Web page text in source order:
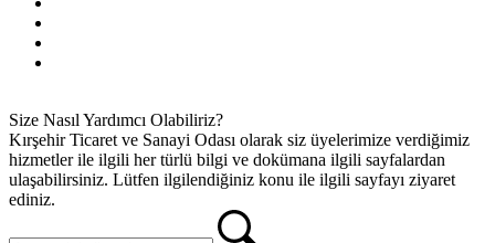
Size Nasıl Yardımcı Olabiliriz?
Kırşehir Ticaret ve Sanayi Odası olarak siz üyelerimize verdiğimiz
hizmetler ile ilgili her türlü bilgi ve dokümana ilgili sayfalardan
ulaşabilirsiniz. Lütfen ilgilendiğiniz konu ile ilgili sayfayı ziyaret
ediniz.